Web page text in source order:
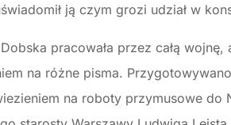
ją czym grozi udział w
pracowała przez całą
na różne pisma.
na roboty przymusowe